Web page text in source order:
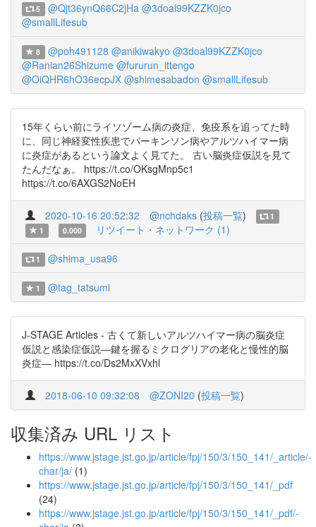
5 @Qjt36ynQ66C2jHa @3doal99KZZK0jco
@smallLifesub
8 @poh491128 @anikiwakyo @3doal99KZZK0jco
@Ranian26Shizume @fururun_ittengo
@OiQHR6hO36ecpJX @shimesabadon @smallLifesub
15年くらい前にライソゾーム病の炎症、免疫系を追ってた時
に、同じ神経変性疾患でパーキンソン病やアルツハイマー病
に炎症があるという論文よく見てた。 古い脳炎症仮説を見て
たんだなぁ。 https://t.co/OKsgMnp5c1
https://t.co/6AXGS2NoEH
2020-10-16 20:52:32 @nchdaks (投稿一覧)
1
1
0.000 リツイート・ネットワーク (1)
1 @shima_usa96
1 @tag_tatsumi
J-STAGE Articles - 古くて新しいアルツハイマー病の脳炎症
仮説と感染症仮説―鍵を握るミクログリアの老化と慢性的脳
炎症― https://t.co/Ds2MxXVxhl
2018-06-10 09:32:08 @ZONI20 (投稿一覧)
収集済み URL リスト
https://www.jstage.jst.go.jp/article/fpj/150/3/150_141/_article/-
char/ja/ (1)
https://www.jstage.jst.go.jp/article/fpj/150/3/150_141/_pdf
(24)
https://www.jstage.jst.go.jp/article/fpj/150/3/150_141/_pdf/-